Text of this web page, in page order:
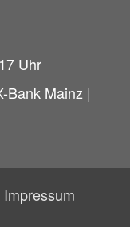
Uhr
Bank Mainz |
Impressum